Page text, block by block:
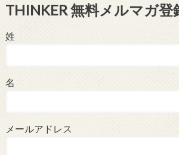
THINKER 無料メルマガ登
姓
名
メールアドレス